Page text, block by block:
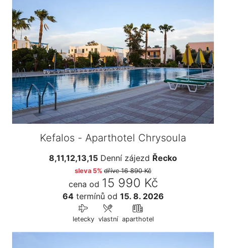
Kefalos - Aparthotel Chrysoula
8,11,12,13,15 Denní zájezd Řecko
sleva 5% dříve16 890 Kč
cena od 15 990 Kč
64termínů od 15. 8. 2026
letecky vlastní aparthotel